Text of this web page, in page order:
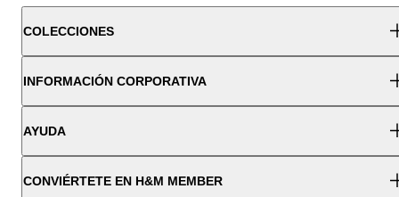
COLECCIONES
INFORMACIÓN CORPORATIVA
AYUDA
CONVIÉRTETE EN H&M MEMBER